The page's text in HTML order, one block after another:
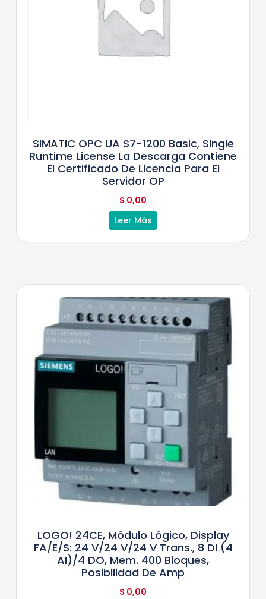
SIMATIC OPC UA S7-1200 Basic, Single
Runtime License La Descarga Contiene
El Certificado De Licencia Para El
Servidor OP
$ 0,00
Leer Más
LOGO! 24CE, Módulo Lógico, Display
FA/E/S: 24 V/24 V/24 V Trans., 8 DI (4
AI)/4 DO, Mem. 400 Bloques,
Posibilidad De Amp
$ 0,00